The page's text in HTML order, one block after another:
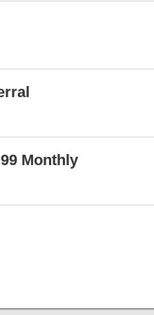
Monthly